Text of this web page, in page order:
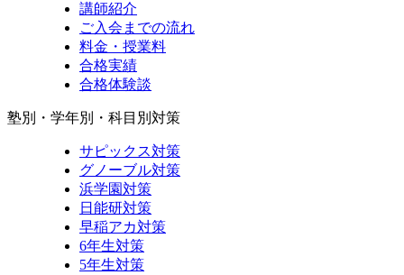
講師紹介
ご入会までの流れ
料金・授業料
合格実績
合格体験談
塾別・学年別・科目別対策
サピックス対策
グノーブル対策
浜学園対策
日能研対策
早稲アカ対策
6年生対策
5年生対策